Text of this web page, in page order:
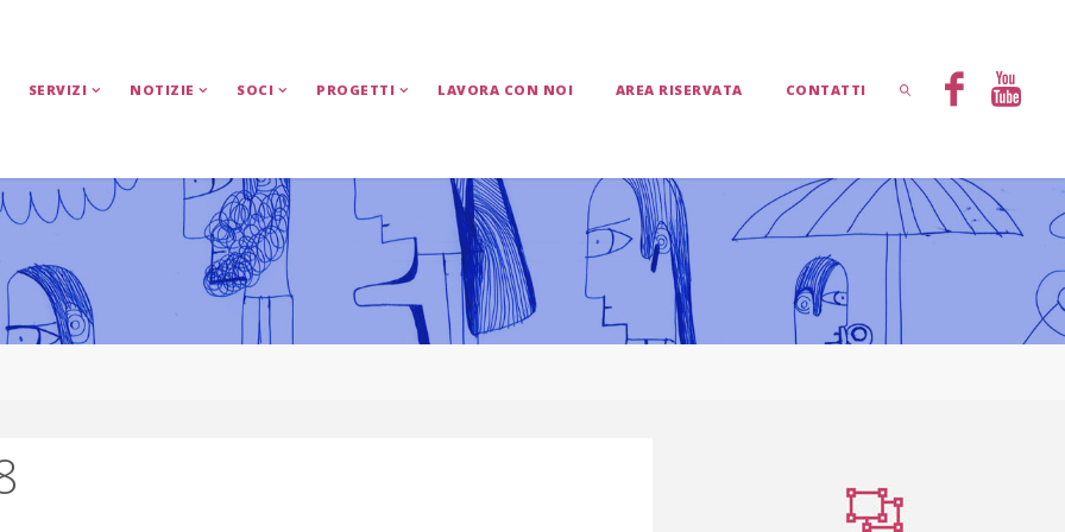
SERVIZI NOTIZIE SOCI PROGETTI LAVORA CON NOI AREA RISERVATA CONTATTI